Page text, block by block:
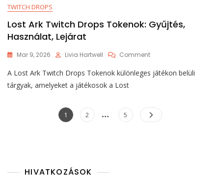
TWITCH DROPS
Lost Ark Twitch Drops Tokenok: Gyűjtés,
Használat, Lejárat
Mar 9, 2026 Livia Hartwell CommentOn
Ark
Gyűjtés,
Használat,
A Lost Ark Twitch Drops Tokenok különleges játékon belüli
tárgyak, amelyeket a játékosok a Lost
Posts
pagination
Page
1 Page
2 … Page
5
HIVATKOZÁSOK